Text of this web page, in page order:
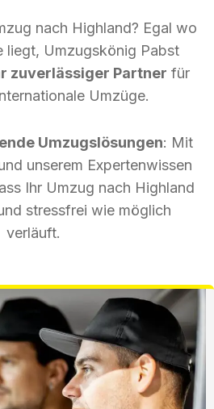
nach Highland? Egal wo
liegt, Umzugskönig Pabst
zuverlässiger Partner für
Umzüge.
Umzugslösungen: Mit
unserem Expertenwissen
Ihr Umzug nach Highland
stressfrei wie möglich
verläuft.